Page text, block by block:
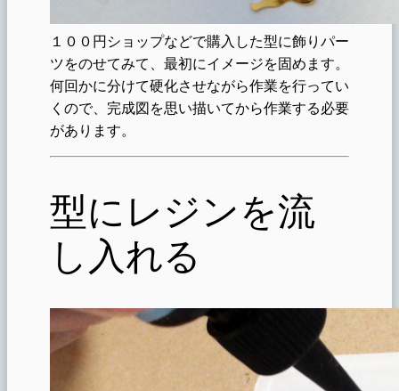
１００円ショップなどで購入した型に飾りパー
ツをのせてみて、最初にイメージを固めます。
何回かに分けて硬化させながら作業を行ってい
くので、完成図を思い描いてから作業する必要
があります。
型にレジンを流
し入れる